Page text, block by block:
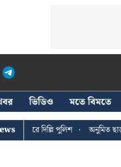
ভিডিও মতে বিমতে
পুলিশ অনুমিত ছাড়া কোনও